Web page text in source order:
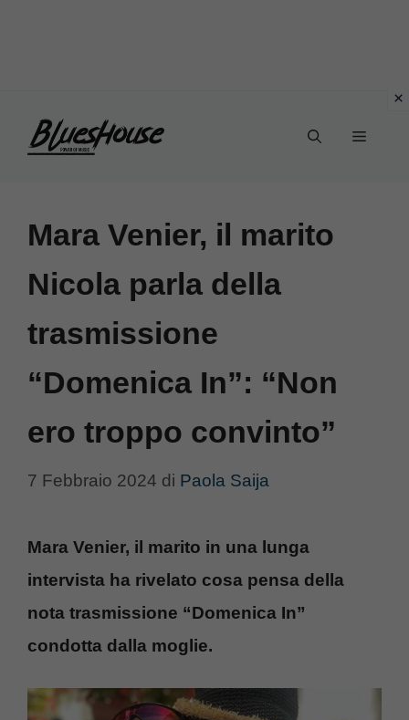
Menu
Mara Venier, il marito
Nicola parla della
trasmissione
“Domenica In”: “Non
ero troppo convinto”
7 Febbraio 2024 di Paola Saija
Mara Venier, il marito in una lunga
intervista ha rivelato cosa pensa della
nota trasmissione “Domenica In”
condotta dalla moglie.